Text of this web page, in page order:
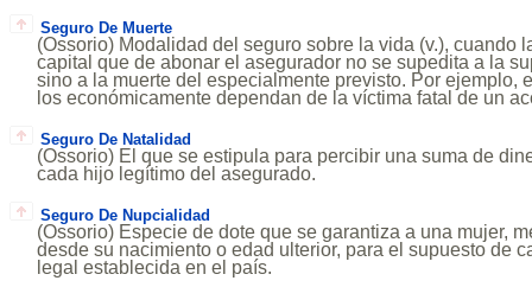
Seguro De Muerte
(Ossorio) Modalidad del seguro sobre la vida (v.), cuando
capital que de abonar el asegurador no se supedita a la
sino a la muerte del especialmente previsto. Por ejemplo,
los económicamente dependan de la víctima fatal de un
Seguro De Natalidad
(Ossorio) El que se estipula para percibir una suma de
cada hijo legítimo del asegurado.
Seguro De Nupcialidad
(Ossorio) Especie de dote que se garantiza a una mujer,
desde su nacimiento o edad ulterior, para el supuesto de
legal establecida en el país.